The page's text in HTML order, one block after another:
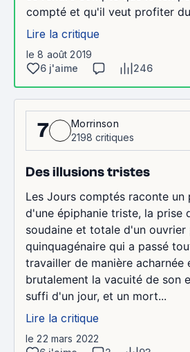
compté et qu'il veut profiter
Lire la critique
le 8 août 2019
6 j'aime
246
7
Morrinson
2198 critiques
Des illusions tristes
Les Jours comptés raconte un
d'une épiphanie triste, la prise
soudaine et totale d'un ouvrier
quinquagénaire qui a passé
travailler de manière acharnée
brutalement la vacuité de son
suffi d'un jour, et un mort...
Lire la critique
le 22 mars 2022